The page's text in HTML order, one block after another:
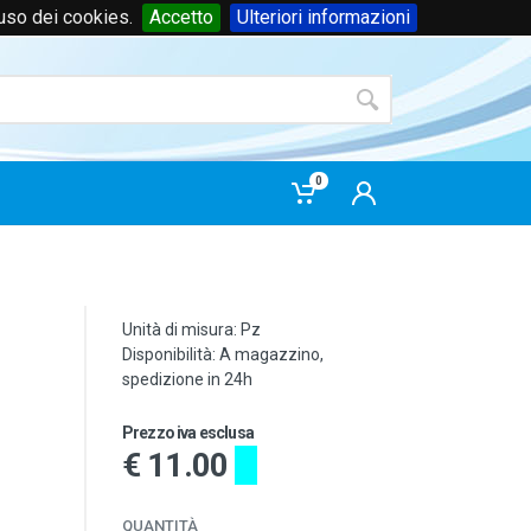
dei cookies. Accetto Ulteriori informazioni
Accedi oregistrati
0
Unità di misura: Pz
Disponibilità: A magazzino,
spedizione in 24h
Prezzo iva esclusa
€ 11.00
QUANTITÀ